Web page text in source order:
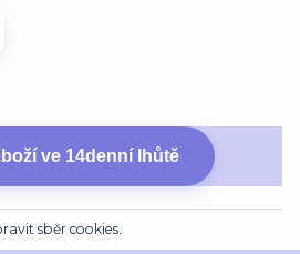
ve 14denní lhůtě
sběr cookies.